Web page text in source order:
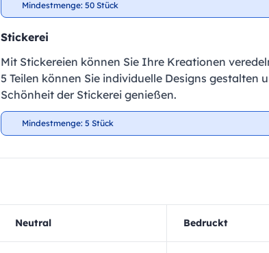
Mindestmenge: 50 Stück
Stickerei
Mit Stickereien können Sie Ihre Kreationen
5 Teilen können Sie individuelle Designs gestalten
Schönheit der Stickerei genießen.
Mindestmenge: 5 Stück
Neutral Bedruckt